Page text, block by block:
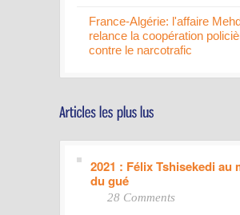
France-Algérie: l'affaire
relance la coopération
contre le narcotrafic
2021 : Félix Tshisekedi au
du gué
28 Comments